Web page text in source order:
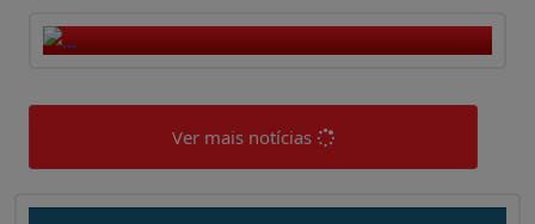
Ver mais notícias